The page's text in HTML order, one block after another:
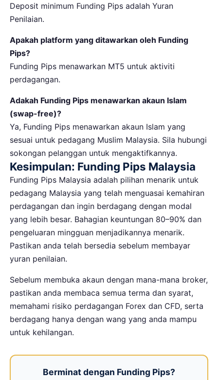
Deposit minimum Funding Pips adalah Yuran
Penilaian.
Apakah platform yang ditawarkan oleh Funding
Pips?
Funding Pips menawarkan MT5 untuk aktiviti
perdagangan.
Adakah Funding Pips menawarkan akaun Islam
(swap-free)?
Ya, Funding Pips menawarkan akaun Islam yang
sesuai untuk pedagang Muslim Malaysia. Sila hubungi
sokongan pelanggan untuk mengaktifkannya.
Kesimpulan: Funding Pips Malaysia
Funding Pips Malaysia adalah pilihan menarik untuk
pedagang Malaysia yang telah menguasai kemahiran
perdagangan dan ingin berdagang dengan modal
yang lebih besar. Bahagian keuntungan 80–90% dan
pengeluaran mingguan menjadikannya menarik.
Pastikan anda telah bersedia sebelum membayar
yuran penilaian.
Sebelum membuka akaun dengan mana-mana broker,
pastikan anda membaca semua terma dan syarat,
memahami risiko perdagangan Forex dan CFD, serta
berdagang hanya dengan wang yang anda mampu
untuk kehilangan.
Berminat dengan Funding Pips?